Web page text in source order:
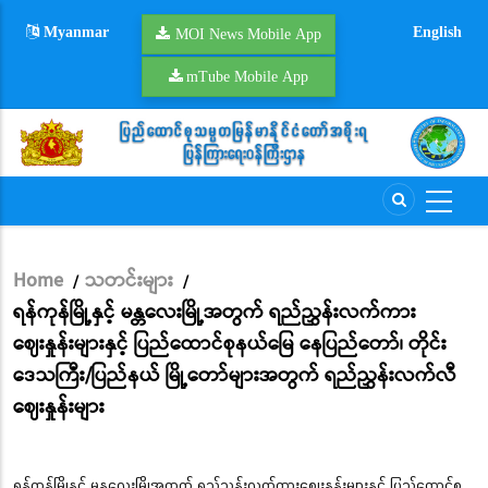
Myanmar MOI News Mobile App
mTube Mobile App
English
Breadcrumb
Home / သတင်းများ /
ရန်ကုန်မြို့နှင့် မန္တလေးမြို့အတွက် ရည်ညွှန်းလက်ကား
ဈေးနှုန်းများနှင့် ပြည်ထောင်စုနယ်မြေ နေပြည်တော်၊ တိုင်း
ဒေသကြီး/ပြည်နယ် မြို့တော်များအတွက် ရည်ညွှန်းလက်လီ
ဈေးနှုန်းများ